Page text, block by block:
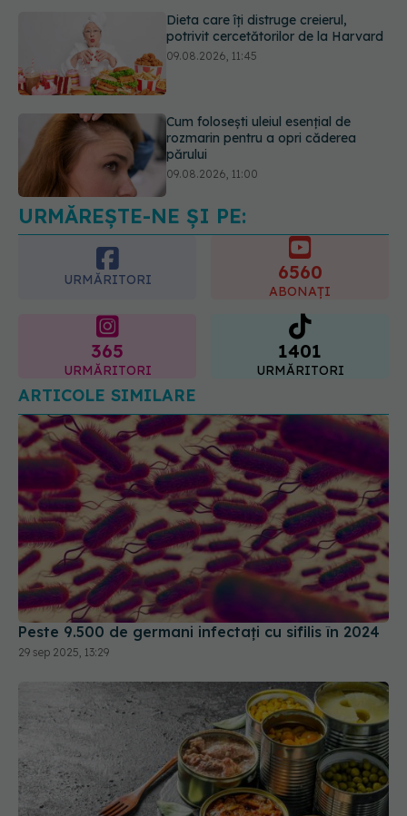
Cum folosești uleiul esențial de
rozmarin pentru a opri căderea
Ce este testul TORCH și cine trebuie
să-l facă. Ce înseamnă un rezultat
pozitiv
URMĂREȘTE-NE ȘI PE:
URMĂRITORI 6560
ABONAȚI
365
URMĂRITORI
1401
URMĂRITORI
ARTICOLE SIMILARE
Peste 9.500 de germani infectați cu sifilis în 2024
29 sep 2025, 13:29